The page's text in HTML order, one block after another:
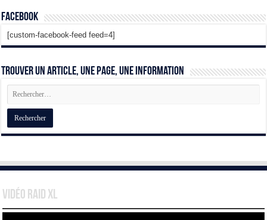
Facebook
[custom-facebook-feed feed=4]
Trouver un article, une page, une information
Vidéo Raid XL